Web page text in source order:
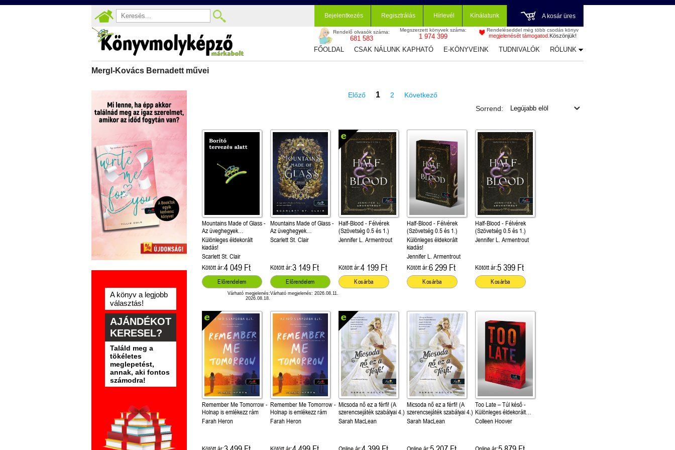
Bejelentkezés Regisztrálás Hírlevél Kínálatunk A kosár üres
Rendelő olvasók száma:
681 583
Megszerzett könyvek száma:
1 974 399
Rendeléseddel még több csodás könyv
megjelenését támogatod. Köszönjük!
FŐOLDAL CSAK NÁLUNK KAPHATÓ E-KÖNYVEINK TUDNIVALÓK RÓLUNK
Mergl-Kovács Bernadett művei
A könyv a legjobb
választás!
AJÁNDÉKOT
KERESEL?
Találd meg a
tökéletes
meglepetést,
annak, aki fontos
számodra!
Előző 1 2
Következő
Sorrend:
Mountains Made of Glass -
Az üveghegyek
(Tündérmesék újragondolva
1.)
Különleges éldekorált
kiadás!
Scarlett St. Clair
Kötött ár:4 049 Ft
Előrendelem
Várható megjelenés:
2026.08.18.
Mountains Made of Glass -
Az üveghegyek
(Tündérmesék újragondolva
Scarlett St. Clair
Kötött ár:3 149 Ft
Előrendelem
Várható megjelenés: 2026.08.11.
Half-Blood - Félvérek
(Szövetség 0.5 és 1.)
Jennifer L. Armentrout
Kötött ár:4 199 Ft
Kosárba
Half-Blood - Félvérek
(Szövetség 0.5 és 1.)
Különleges éldekorált
kiadás!
Jennifer L. Armentrout
Kötött ár:6 299 Ft
Kosárba
Half-Blood - Félvérek
(Szövetség 0.5 és 1.)
Jennifer L. Armentrout
Kötött ár:5 399 Ft
Kosárba
Remember Me Tomorrow -
Holnap is emlékezz rám
Farah Heron
Remember Me Tomorrow -
Holnap is emlékezz rám
Farah Heron
Micsoda nő ez a férfi! (A
szerencsejáték szabályai 4.)
Sarah MacLean
Micsoda nő ez a férfi! (A
szerencsejáték szabályai 4.)
Sarah MacLean
Too Late – Túl késő -
Különleges éldekorált
kiadás!
Colleen Hoover